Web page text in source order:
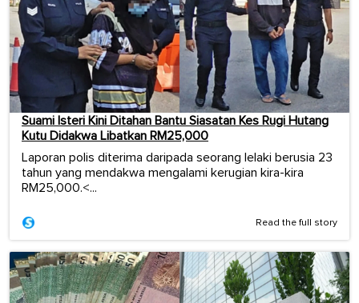
Suami Isteri Kini Ditahan Bantu Siasatan Kes Rugi Hutang
Kutu Didakwa Libatkan RM25,000
Laporan polis diterima daripada seorang lelaki berusia 23
tahun yang mendakwa mengalami kerugian kira-kira
RM25,000.<...
Read the full story